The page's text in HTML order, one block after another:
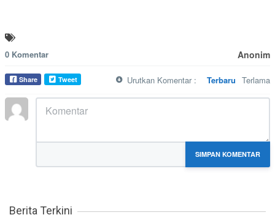
0 Komentar Anonim
Share Tweet Urutkan Komentar : Terbaru Terlama
SIMPAN KOMENTAR
Berita Terkini